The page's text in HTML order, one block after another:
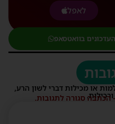
לאפל
בוואטסאפ
או מכילות דברי לשון הרע,
הכתבה סגורה לתגובות.